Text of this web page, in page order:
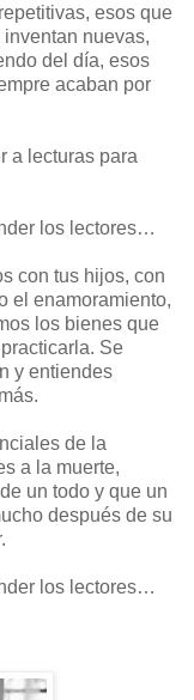
esos que
nuevas,
del día, esos
acaban por
a lecturas para
los lectores…
con tus hijos, con
el enamoramiento,
los bienes que
Se
y entiendes
de la
a la muerte,
un todo y que un
después de su
los lectores…